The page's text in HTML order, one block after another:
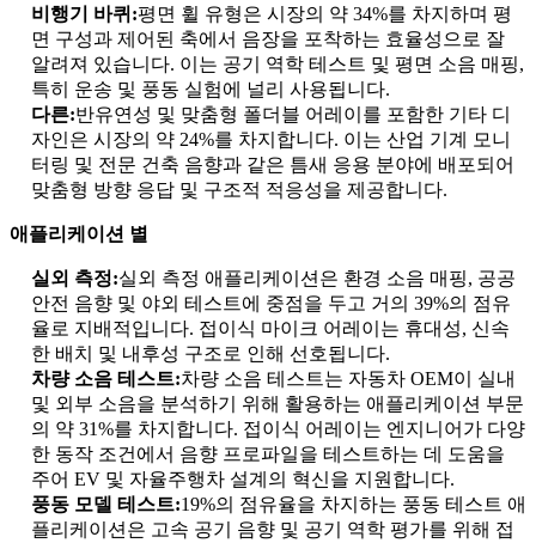
비행기 바퀴:평면 휠 유형은 시장의 약 34%를 차지하며 평
면 구성과 제어된 축에서 음장을 포착하는 효율성으로 잘
알려져 있습니다. 이는 공기 역학 테스트 및 평면 소음 매핑,
특히 운송 및 풍동 실험에 널리 사용됩니다.
다른:반유연성 및 맞춤형 폴더블 어레이를 포함한 기타 디
자인은 시장의 약 24%를 차지합니다. 이는 산업 기계 모니
터링 및 전문 건축 음향과 같은 틈새 응용 분야에 배포되어
맞춤형 방향 응답 및 구조적 적응성을 제공합니다.
애플리케이션 별
실외 측정:실외 측정 애플리케이션은 환경 소음 매핑, 공공
안전 음향 및 야외 테스트에 중점을 두고 거의 39%의 점유
율로 지배적입니다. 접이식 마이크 어레이는 휴대성, 신속
한 배치 및 내후성 구조로 인해 선호됩니다.
차량 소음 테스트:차량 소음 테스트는 자동차 OEM이 실내
및 외부 소음을 분석하기 위해 활용하는 애플리케이션 부문
의 약 31%를 차지합니다. 접이식 어레이는 엔지니어가 다양
한 동작 조건에서 음향 프로파일을 테스트하는 데 도움을
주어 EV 및 자율주행차 설계의 혁신을 지원합니다.
풍동 모델 테스트:19%의 점유율을 차지하는 풍동 테스트 애
플리케이션은 고속 공기 음향 및 공기 역학 평가를 위해 접